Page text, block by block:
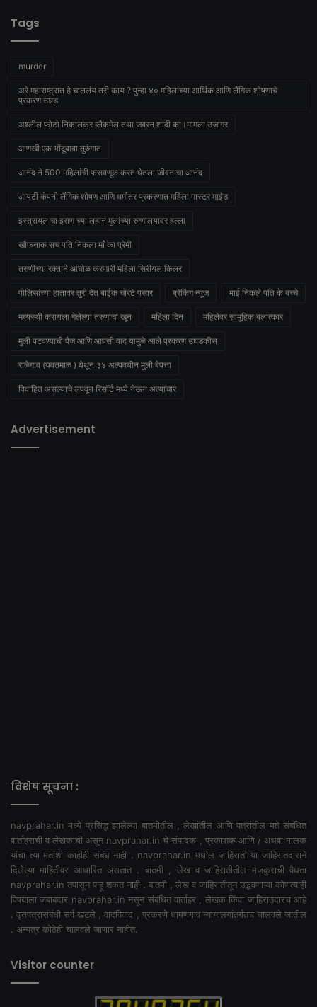
Tags
murder
अरे महाराष्ट्रात हे चाललंय तरी काय ? पुन्हा ४० महिलांच्या आर्थिक आणि लैंगिक शोषणाचे
प्रकरण उघड
अश्लील फोटो निकालकर ब्लैकमेल तथा जबरन शादी का।मामला उजागर
आणखी एक भोंदूबाबा तुरुंगात
आनंद ने 500 महिलांची फसवणूक करत घेतला जीवनाचा आनंद
आयटी कंपनी लैंगिक शोषण आणि धर्मांतर प्रकरणात महिला मास्टर माईंड
इस्त्रायल चा इराण च्या लहान मुलांच्या रुग्णालयावर हल्ला
खौफनाक सच पति निकला माँ का प्रेमी
तरुणींच्या रक्ताने आंघोळ करणारी महिला सिरीयल किलर
पोलिसांच्या हातावर तुरी देत बाईक चोरटे पसार ब्रेकिंग न्यूज भाई निकले पति के बच्चे
मध्यस्थी करायला गेलेल्या तरुणाचा खून महिला दिन महिलेवर सामूहिक बलात्कार
मुली पटवण्याची पैज आणि आपसी वाद यामुळे आले प्रकरण उघडकीस
राळेगाव (यवतमाळ ) येथून ३४ अल्पवयीन मुली बेपत्ता
विवाहित असल्याचे लपवून रिसॉर्ट मध्ये नेऊन अत्याचार
Advertisement
विशेष सूचना :
navprahar.in मध्ये प्रसिद्ध झालेल्या बातमीतील , लेखांतील आणि पत्रांतील मते संबंधित
वार्ताहराची व लेखकाची असून navprahar.in चे संपादक , प्रकाशक आणि / अथवा मालक
यांचा त्या मतांशी काहीही संबंध नाही . navprahar.in मधील जाहिराती या जाहिरातदाराने
दिलेल्या माहितीवर आधारित असतात . बातमी , लेख व जाहिरातीतील मजकुराची वैधता
navprahar.in तपासून पाहू शकत नाही . बातमी , लेख व जाहिरातीतून उद्भवणाऱ्या कोणत्याही
विषयाला जबाबदार navprahar.in नसून संबंधित वार्ताहर , लेखक किंवा जाहिरातदारच आहे
. वृत्तपत्रासंबंधी सर्व खटले , वादविवाद , प्रकरणे धामणगाव न्यायालयांतर्गतच चालवले जातील
. अन्यत्र कोठेही चालवले जाणार नाहीत.
Visitor counter